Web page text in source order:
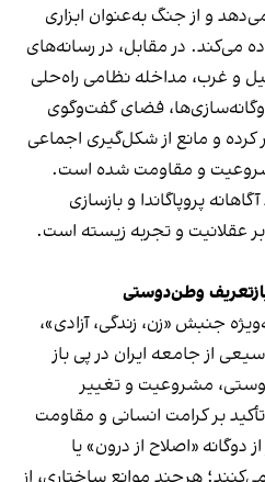
و از جنگ به‌عنوان ابزاری
می‌کند. در مقابل، در رسانه‌های
و غرب، مداخله نظامی راه‌حلی
فضای گفت‌وگوی
کرده و مانع از شکل‌گیری اجماعی
و مقاومت شده است.
پروپاگاندا و بازسازی
عقلانیت و تجربه زیسته است.
وطن‌دوستی
جنبش «زن، زندگی، آزادی»،
از جامعه ایران در پی باز
مشروعیت و تغییر
بر کرامت انسانی و مقاومت
دوگانه «اصلاح از درون» یا